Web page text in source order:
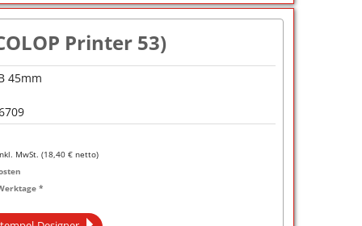
für COLOP Heavy Duty
für TRODAT Printy
für TRODAT Professional
III
Stempelkissen196
Stempelfarbe
Farben
191
Printer 53)
45mm
MwSt. (18,40 € netto)
*